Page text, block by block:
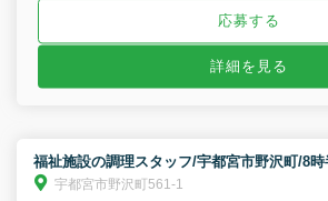
応募する
詳細を見る
福祉施設の調理スタッフ/宇都宮市野沢町/8時
宇都宮市野沢町561-1